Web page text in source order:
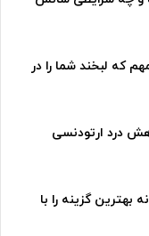
که لبخند شما را در
درد ارتودنسی
گزینه را با